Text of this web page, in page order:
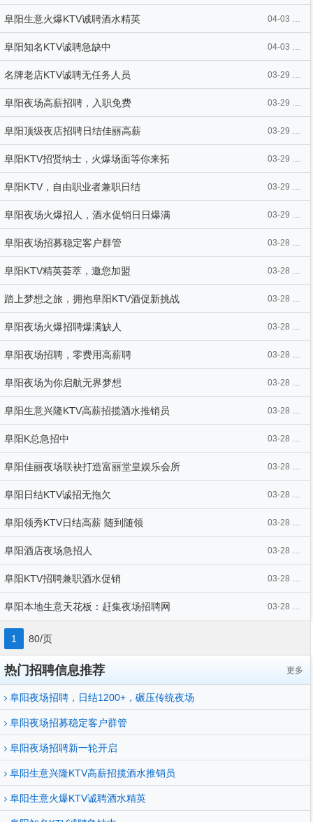
阜阳生意火爆KTV诚聘酒水精英 04-03 19:27
阜阳知名KTV诚聘急缺中 04-03 19:26
名牌老店KTV诚聘无任务人员 03-29 08:15
阜阳夜场高薪招聘，入职免费 03-29 07:46
阜阳顶级夜店招聘日结佳丽高薪 03-29 07:46
阜阳KTV招贤纳士，火爆场面等你来拓 03-29 07:46
阜阳KTV，自由职业者兼职日结 03-29 07:46
阜阳夜场火爆招人，酒水促销日日爆满 03-29 07:46
阜阳夜场招募稳定客户群管 03-28 21:54
阜阳KTV精英荟萃，邀您加盟 03-28 21:54
踏上梦想之旅，拥抱阜阳KTV酒促新挑战 03-28 21:54
阜阳夜场火爆招聘爆满缺人 03-28 21:54
阜阳夜场招聘，零费用高薪聘 03-28 21:54
阜阳夜场为你启航无界梦想 03-28 21:54
阜阳生意兴隆KTV高薪招揽酒水推销员 03-28 21:53
阜阳K总急招中 03-28 21:53
阜阳佳丽夜场联袂打造富丽堂皇娱乐会所 03-28 17:05
阜阳日结KTV诚招无拖欠 03-28 17:00
阜阳领秀KTV日结高薪 随到随领 03-28 17:00
阜阳酒店夜场急招人 03-28 16:59
阜阳KTV招聘兼职酒水促销 03-28 16:59
阜阳本地生意天花板：赶集夜场招聘网 03-28 16:59
1 80/页
更多
热门招聘信息推荐
阜阳夜场招聘，日结1200+，碾压传统夜场
阜阳夜场招募稳定客户群管
阜阳夜场招聘新一轮开启
阜阳生意兴隆KTV高薪招揽酒水推销员
阜阳生意火爆KTV诚聘酒水精英